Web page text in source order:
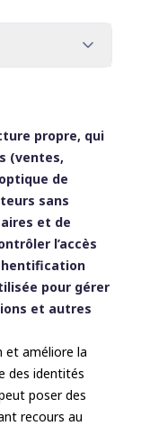
propre, qui
(ventes,
de
sans
et de
l’accès
pour gérer
et autres
et améliore la
des identités
poser des
recours au